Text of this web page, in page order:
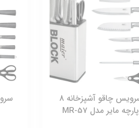
سرویس چاقو آشپزخانه 8
پارچه مایر مدل MR-57